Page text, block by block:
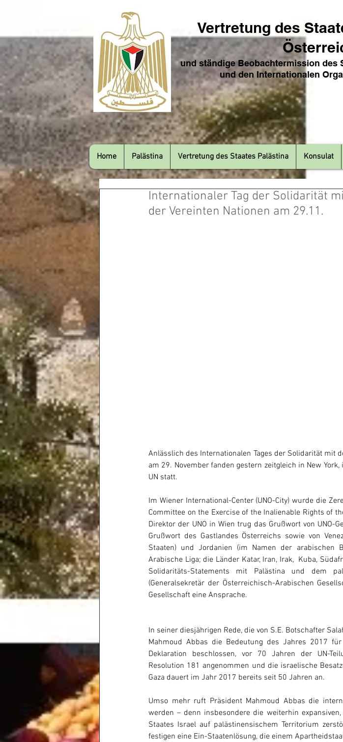
Vertretung des Sta
und ständige Beobachtermission des
und den Internationalen
Internationaler Tag der Solidarität
der Vereinten Nationen am 29.11.
Anlässlich des Internationalen Tages der Solidarität mit
am 29. November fanden gestern zeitgleich in New
UN statt.
Im Wiener International-Center (UNO-City) wurde die
Committee on the Exercise of the Inalienable Rights of
Direktor der UNO in Wien trug das Grußwort von UNO-
Grußwort des Gastlandes Österreichs sowie von
Staaten) und Jordanien (im Namen der arabischen
Arabische Liga; die Länder Katar, Iran, Irak,  Kuba,
Solidaritäts-Statements mit Palästina und dem
(Generalsekretär der Österreichisch-Arabischen
Gesellschaft eine Ansprache.
In seiner diesjährigen Rede, die von S.E. Botschafter
Mahmoud Abbas die Bedeutung des Jahres 2017
Deklaration beschlossen, vor 70 Jahren der UN-
Resolution 181 angenommen und die israelische
Gaza dauert im Jahr 2017 bereits seit 50 Jahren an.
Umso mehr ruft Präsident Mahmoud Abbas die
werden – denn insbesondere die weiterhin
Staates Israel auf palästinensischem Territorium
festigen eine Ein-Staatenlösung, die einem
Home Palästina Vertretung des Staates Palästina Konsulat